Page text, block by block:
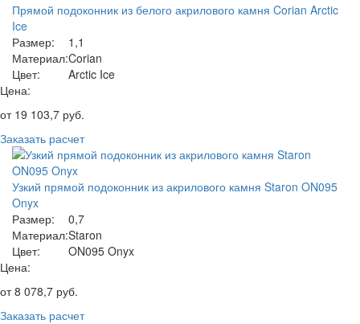
Прямой подоконник из белого акрилового камня Corian Arctic
Ice
Размер:
1,1
Материал:Corian
Цвет:
Arctic Ice
Цена:
от 19 103,7 руб.
Заказать расчет
Узкий прямой подоконник из акрилового камня Staron ON095
Onyx
Размер:
0,7
Материал:Staron
Цвет:
ON095 Onyx
Цена:
от8 078,7 руб.
Заказать расчет